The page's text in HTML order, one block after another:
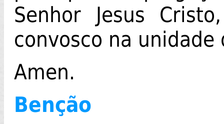
Senhor Jesus
convosco na unidade
Amen.
Benção